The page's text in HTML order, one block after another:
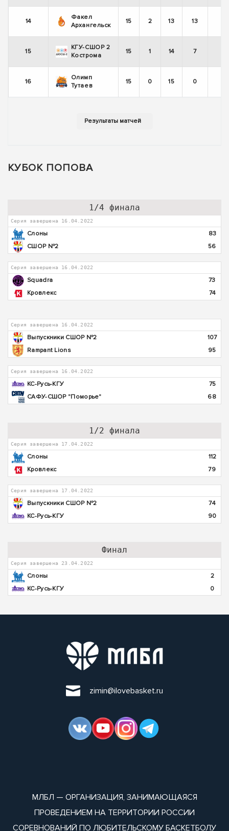
14
Факел
Архангельск
15 2 13 13
15
КГУ-СШОР 2
Кострома
15 1 14 7
16
Олимп
Тутаев
15 0 15 0
КУБОК ПОПОВА
1/4 финала
Серия завершена 16.04.2022
Слоны
83
СШОР №2
56
Серия завершена 16.04.2022
Squadra
73
Кровлекс
74
Серия завершена 16.04.2022
Выпускники СШОР №2
107
Rampant Lions
95
Серия завершена 16.04.2022
КС-Русь-КГУ
75
САФУ-СШОР "Поморье"
68
1/2 финала
Серия завершена 17.04.2022
Слоны
112
Кровлекс
79
Серия завершена 17.04.2022
Выпускники СШОР №2
74
КС-Русь-КГУ
90
Финал
Серия завершена 23.04.2022
Слоны
2
КС-Русь-КГУ
0
zimin@ilovebasket.ru
МЛБЛ — ОРГАНИЗАЦИЯ, ЗАНИМАЮЩАЯСЯ
ПРОВЕДЕНИЕМ НА ТЕРРИТОРИИ РОССИИ
СОРЕВНОВАНИЙ ПО ЛЮБИТЕЛЬСКОМУ БАСКЕТБОЛУ